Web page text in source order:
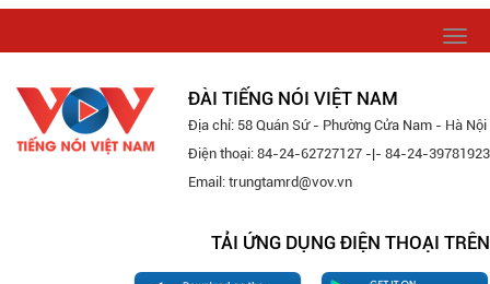
ĐÀI TIẾNG NÓI VIỆT NAM
Địa chỉ: 58 Quán Sứ - Phường Cửa Nam - Hà Nội
Điện thoại: 84-24-62727127 -|- 84-24-39781923
Email: trungtamrd@vov.vn
TẢI ỨNG DỤNG ĐIỆN THOẠI TRÊN